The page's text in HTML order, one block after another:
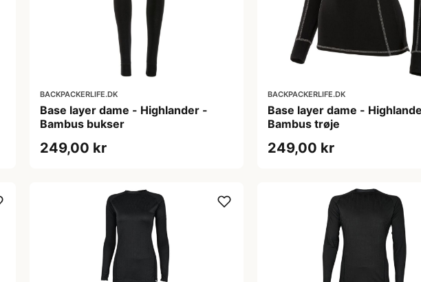
BACKPACKERLIFE.DK
Base layer dame - Highlander -
Bambus bukser
249,00 kr
BACKPACKERLIFE.DK
Base layer dame -
Bambus trøje
249,00 kr